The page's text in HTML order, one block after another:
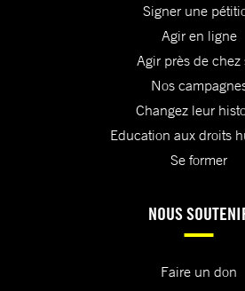
Signer une
Agir en ligne
Agir près de chez
Nos
Changez leur
Education aux droits
Se former
NOUS
Faire un don